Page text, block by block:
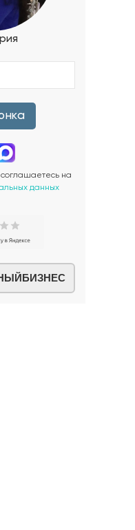
соглашаетесь на
данных